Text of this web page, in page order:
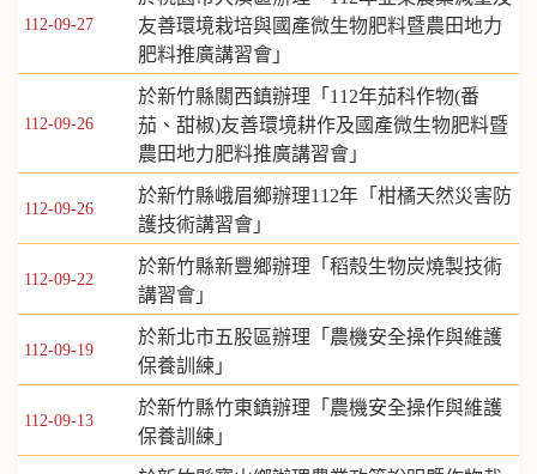
112-09-27
友善環境栽培與國產微生物肥料暨農田地力
肥料推廣講習會」
112-09-26
於新竹縣關西鎮辦理「112年茄科作物(番
茄、甜椒)友善環境耕作及國產微生物肥料暨
農田地力肥料推廣講習會」
112-09-26
於新竹縣峨眉鄉辦理112年「柑橘天然災害防
護技術講習會」
112-09-22
於新竹縣新豐鄉辦理「稻殼生物炭燒製技術
講習會」
112-09-19
於新北市五股區辦理「農機安全操作與維護
保養訓練」
112-09-13
於新竹縣竹東鎮辦理「農機安全操作與維護
保養訓練」